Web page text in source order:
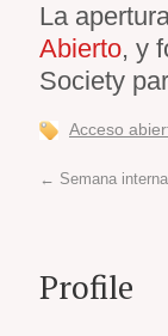
La
Abierto, y
Society
Acceso
← Semana
Profile